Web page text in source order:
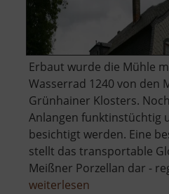
Erbaut wurde die Mühle
Wasserrad 1240 von den
Grünhainer Klosters.
Anlangen funktinstüchtig
besichtigt werden. Eine
stellt das transportable
Meißner Porzellan dar -
weiterlesen